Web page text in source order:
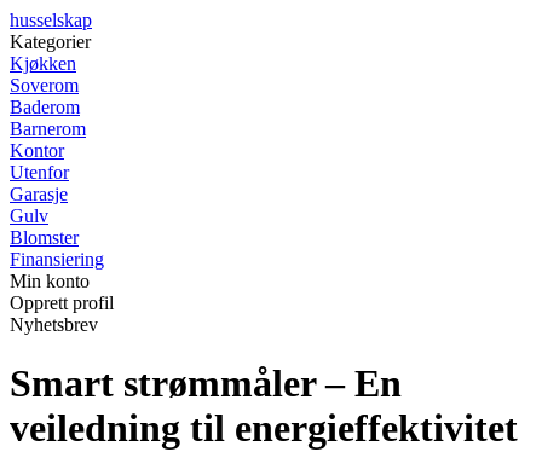
husselskap
Kategorier
Kjøkken
Soverom
Baderom
Barnerom
Kontor
Utenfor
Garasje
Gulv
Blomster
Finansiering
Min konto
Opprett profil
Nyhetsbrev
Smart strømmåler – En
veiledning til energieffektivitet